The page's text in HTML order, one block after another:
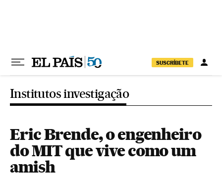
SUSCRÍBETE
Institutos investigação
Eric Brende, o engenheiro
do MIT que vive como um
amish